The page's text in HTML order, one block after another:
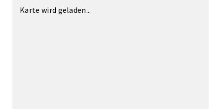
Karte wird geladen...